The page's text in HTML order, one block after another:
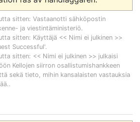
sitten: Vastaanotti sähköpostin
ja viestintäministeriö.
sitten: Käyttäjä << Nimi ei julkinen >>
Successful'.
sitten: << Nimi ei julkinen >> julkaisi
Kellojen siirron osallistumishankkeen
sekä tieto, mihin kansalaisten vastauksia
.